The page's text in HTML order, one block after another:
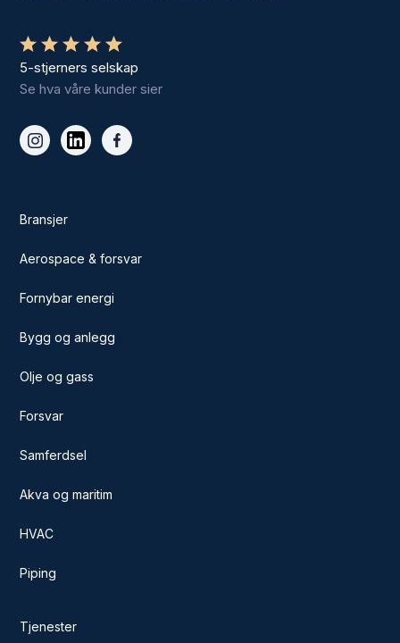
5-stjerners selskap
Se hva våre kunder sier
Bransjer
Aerospace & forsvar
Fornybar energi
Bygg og anlegg
Olje og gass
Forsvar
Samferdsel
Akva og maritim
HVAC
Piping
Tjenester